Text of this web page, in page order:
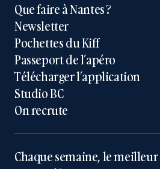
Que faire à Nantes ?
Newsletter
Pochettes du Kiff
Passeport de l’apéro
Télécharger l’application
Studio BC
On recrute
Chaque semaine, le meilleur